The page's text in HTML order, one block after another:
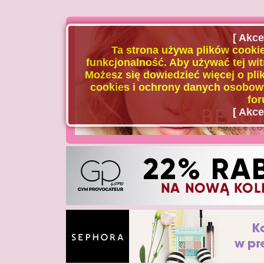
[
Ta strona używa plików
funkcjonalność. Aby używać tej
Możesz się dowiedzieć więcej o
cookies i ochrony danych
[